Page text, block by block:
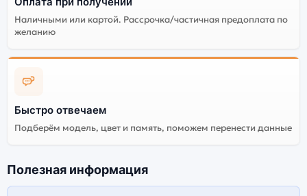
Наличными или картой. Рассрочка/частичная предоплата по
желанию
Быстро отвечаем
Подберём модель, цвет и память, поможем перенести данные
Полезная информация